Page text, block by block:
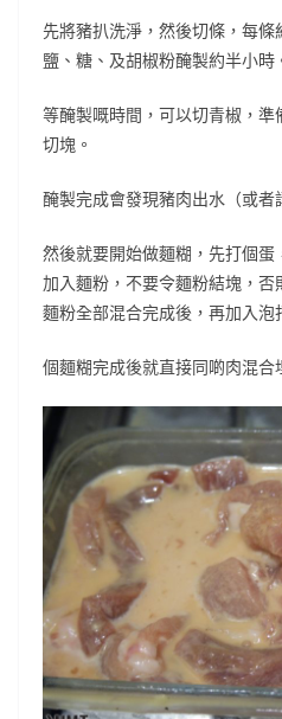
先將豬扒洗淨，然後切條，每
鹽、糖、及胡椒粉醃製約半小時
等醃製嘅時間，可以切青椒，
切塊。
醃製完成會發現豬肉出水（或者
然後就要開始做麵糊，先打個
加入麵粉，不要令麵粉結塊，否
麵粉全部混合完成後，再加入泡
個麵糊完成後就直接同啲肉混合